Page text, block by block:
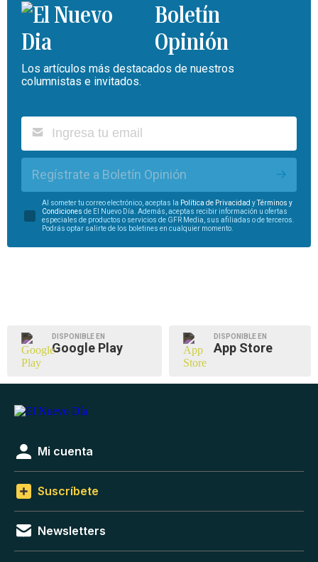
Boletín
Opinión
Los artículos más destacados de nuestros
columnistas e invitados.
Regístrate a Boletín Opinión
Al someter tu correo electrónico, aceptas la Política de Privacidad yTérminos y
Condiciones de El Nuevo Día. Además, aceptas recibir información u ofertas
especiales de productos o servicios de GFR Media, sus afiliadas o de terceros.
Podrás optar salirte de los boletines en cualquier momento.
DISPONIBLE EN
Google Play
DISPONIBLE EN
App Store
Mi cuenta
Suscríbete
Newsletters